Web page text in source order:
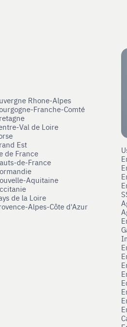
Rhone-Alpes
Franche-Comté
Val de Loire
Est
de France
de-France
Aquitaine
de la Loire
Alpes-Côte d'Azur